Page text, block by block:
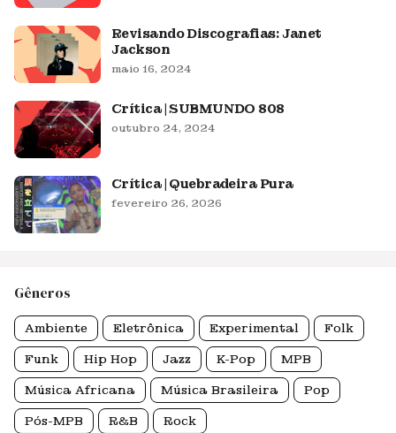
Revisando Discografias: Janet
Jackson
maio 16, 2024
Crítica | SUBMUNDO 808
outubro 24, 2024
Crítica | Quebradeira Pura
fevereiro 26, 2026
Gêneros
Ambiente Eletrônica Experimental Folk
Funk Hip Hop Jazz K-Pop MPB
Música Africana Música Brasileira Pop
Pós-MPB R&B Rock